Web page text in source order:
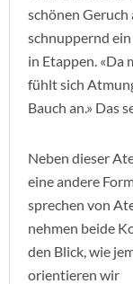
schönen
schnuppernd
in Etappen. «Da
fühlt sich
Bauch an.» Das
Neben dieser
eine andere
sprechen von
nehmen beide
den Blick, wie
orientieren wir